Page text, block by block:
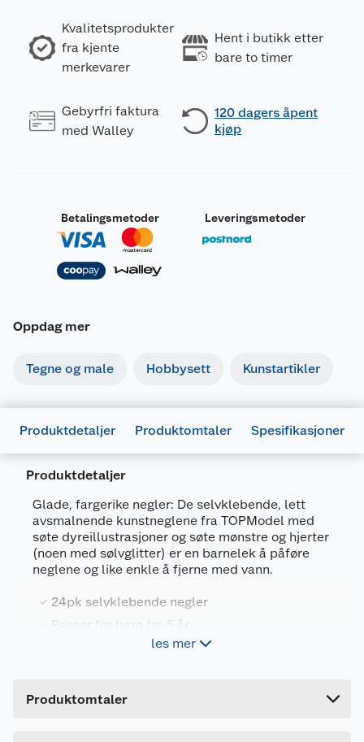
Kvalitetsprodukter
fra kjente
merkevarer
Hent i butikk etter
bare to timer
Gebyrfri faktura
med Walley
120 dagers åpent
kjøp
Betalingsmetoder Leveringsmetoder
Oppdag mer
Tegne og male Hobbysett Kunstartikler
Produktdetaljer Produktomtaler Spesifikasjoner
Produktdetaljer
Glade, fargerike negler: De selvklebende, lett
avsmalnende kunstneglene fra TOPModel med
søte dyreillustrasjoner og søte mønstre og hjerter
(noen med sølvglitter) er en barnelek å påføre
neglene og like enkle å fjerne med vann.
24pk selvklebende negler
Passer for barn fra 5 år
les mer
Produktomtaler
Generelt
Artikkelnummer
4010070668884
Leverandørens artikkelnummer
Lengde